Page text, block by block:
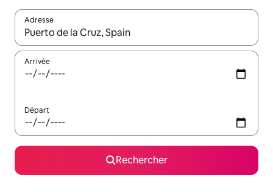
Adresse
Lorsque les résultats s'affichent, utilisez les flèches vers le
Arrivée
Départ
Rechercher